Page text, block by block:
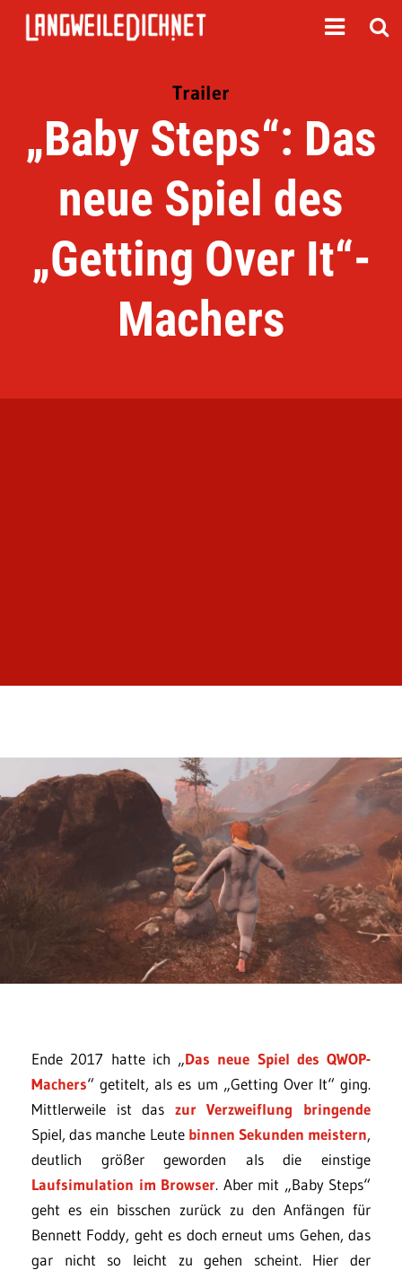
Trailer
„Baby Steps“: Das
neue Spiel des
„Getting Over It“-
Machers
Ende 2017 hatte ich „Das neue Spiel des QWOP-
Machers“ getitelt, als es um „Getting Over It“ ging.
Mittlerweile ist das zur Verzweiflung bringende
Spiel, das manche Leute binnen Sekunden meistern,
deutlich größer geworden als die einstige
Laufsimulation im Browser. Aber mit „Baby Steps“
geht es ein bisschen zurück zu den Anfängen für
Bennett Foddy, geht es doch erneut ums Gehen, das
gar nicht so leicht zu gehen scheint. Hier der